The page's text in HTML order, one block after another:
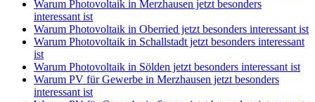
Warum Photovoltaik in Merzhausen jetzt besonders
interessant ist
Warum Photovoltaik in Oberried jetzt besonders interessant ist
Warum Photovoltaik in Schallstadt jetzt besonders interessant
ist
Warum Photovoltaik in Sölden jetzt besonders interessant ist
Warum PV für Gewerbe in Merzhausen jetzt besonders
interessant ist